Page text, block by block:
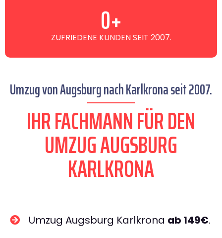
ZUFRIEDENE KUNDEN SEIT 2007.
0+
Umzug von Augsburg nach Karlkrona seit 2007.
IHR FACHMANN FÜR DEN
UMZUG AUGSBURG
KARLKRONA
Umzug Augsburg Karlkrona ab 149€.